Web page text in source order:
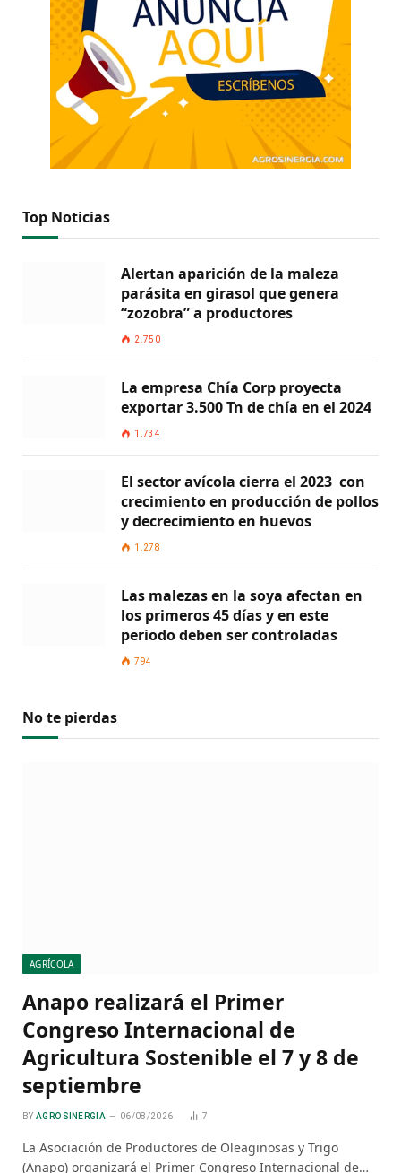
Top Noticias
Alertan aparición de la maleza
parásita en girasol que genera
“zozobra” a productores
2.750
La empresa Chía Corp proyecta
exportar 3.500 Tn de chía en el 2024
1.734
El sector avícola cierra el 2023 con
crecimiento en producción de pollos
y decrecimiento en huevos
1.278
Las malezas en la soya afectan en
los primeros 45 días y en este
periodo deben ser controladas
794
No te pierdas
AGRÍCOLA
Anapo realizará el Primer
Congreso Internacional de
Agricultura Sostenible el 7 y 8 de
septiembre
BY AGRO SINERGIA 06/08/2026 7
La Asociación de Productores de Oleaginosas y Trigo
(Anapo) organizará el Primer Congreso Internacional de…